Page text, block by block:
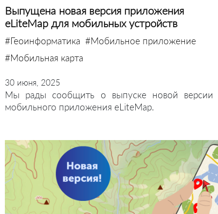
Выпущена новая версия приложения
eLiteMap для мобильных устройств
#Геоинформатика #Мобильное приложение
#Мобильная карта
30 июня, 2025
Мы рады сообщить о выпуске новой версии
мобильного приложения eLiteMap.